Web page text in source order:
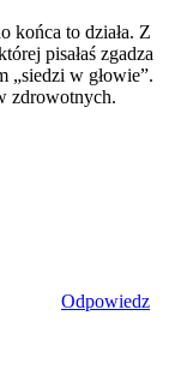
końca to działa. Z
pisałaś zgadza
„siedzi w głowie”.
zdrowotnych.
Odpowiedz